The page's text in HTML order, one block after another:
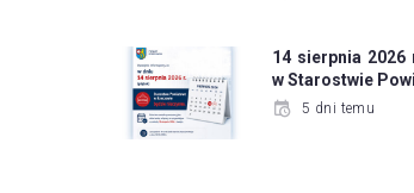
14 sierpnia 2026
w Starostwie
5 dni temu